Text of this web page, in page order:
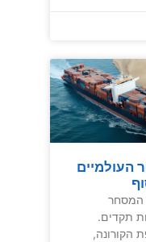
העולמיים
המסחר
תקדים.
הקורונה,